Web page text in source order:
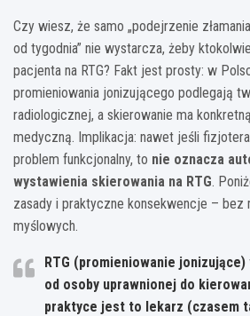
Czy wiesz, że samo „podejrzenie
od tygodnia” nie wystarcza, żeby
pacjenta na RTG? Fakt jest prosty: w
promieniowania jonizującego podlegają
radiologicznej, a skierowanie ma
medyczną. Implikacja: nawet jeśli
problem funkcjonalny, to nie oznacza
wystawienia skierowania na RTG.
zasady i praktyczne konsekwencje –
myślowych.
RTG (promieniowanie
od osoby uprawnionej do
praktyce jest to lekarz (czasem